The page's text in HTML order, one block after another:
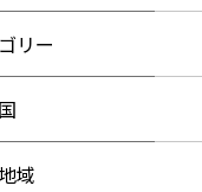
リー
域